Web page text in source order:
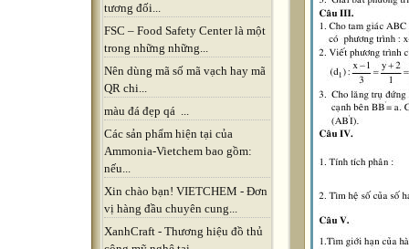
tương đối...
FSC – Food Safety Center là một
trong những những...
Nên dùng mã số mã vạch hay mã
QR chi...
màu đá đẹp qá ...
Các sản phẩm hiện tại của
Ammonia-Vietchem bao gồm:
nếu...
Xin chào bạn! VIETCHEM - Đơn
vị hàng đầu chuyên cung...
XanhCraft - Thương hiệu đồ thủ